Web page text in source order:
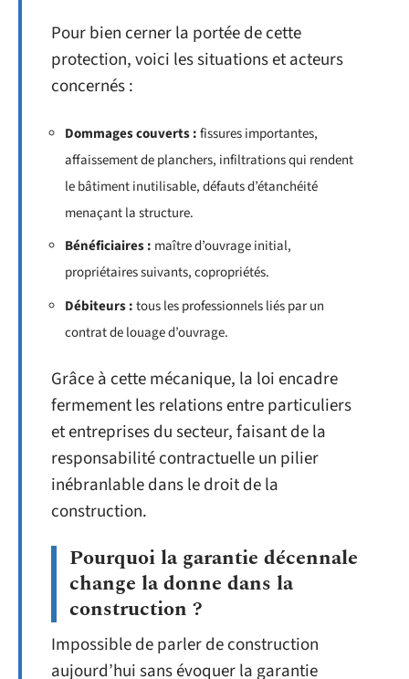
Pour bien cerner la portée de cette
protection, voici les situations et acteurs
concernés :
Dommages couverts :fissures importantes,
affaissement de planchers, infiltrations qui rendent
le bâtiment inutilisable, défauts d’étanchéité
menaçant la structure.
Bénéficiaires : maître d’ouvrage initial,
propriétaires suivants, copropriétés.
Débiteurs :tous les professionnels liés par un
contrat de louage d’ouvrage.
Grâce à cette mécanique, la loi encadre
fermement les relations entre particuliers
et entreprises du secteur, faisant de la
responsabilité contractuelle un pilier
inébranlable dans le droit de la
construction.
Pourquoi la garantie décennale
change la donne dans la
construction ?
Impossible de parler de construction
aujourd’hui sans évoquer la garantie